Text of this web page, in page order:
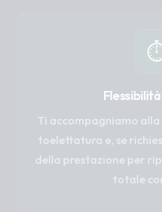
Ti accompagniamo
toelettatura e, se
della prestazione per
totale